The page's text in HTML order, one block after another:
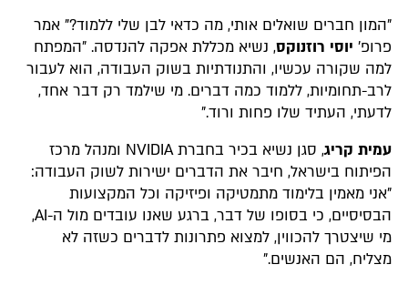
"המון חברים שואלים אותי, מה כדאי לבן שלי ללמוד?" אמר
פרופ' יוסי רוזנוקס, נשיא מכללת אפקה להנדסה. "המפתח
למה שקורה עכשיו, והתנודתיות בשוק העבודה, הוא לעבור
לרב-תחומיות, ללמוד כמה דברים. מי שילמד רק דבר אחד,
לדעתי, העתיד שלו פחות ורוד."
עמית קריג
, סגן נשיא בכיר בחברת NVIDIA ומנהל מרכז
הפיתוח בישראל, חיבר את הדברים ישירות לשוק העבודה:
"אני מאמין בלימוד מתמטיקה ופיזיקה וכל המקצועות
הבסיסיים, כי בסופו של דבר, ברגע שאנו עובדים מול ה-AI,
מי שיצטרך להכווין, למצוא פתרונות לדברים כשזה לא
מצליח, הם האנשים."